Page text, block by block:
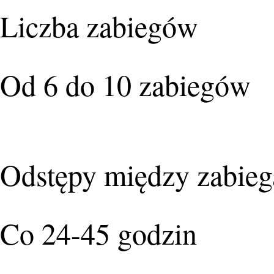
Liczba zabiegów
Od 6 do 10 zabiegów
Odstępy między
Co 24-45 godzin